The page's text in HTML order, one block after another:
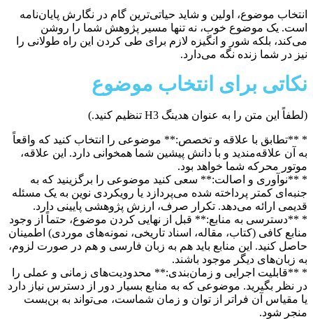
انتخاب موضوع، اولین و شاید حیاتی‌ترین گام در نگارش پایان‌نامه
است. یک موضوع خوب، نه تنها مسیر پژوهش شما را روشن
می‌کند، بلکه شور و انگیزه لازم برای طی کردن این راه طولانی را
نیز در شما زنده نگه می‌دارد.
نکاتی برای انتخاب موضوع
(لطفاً این متن را به عنوان هدینگ H3 تنظیم کنید.)
* **تطابق با علاقه و تخصص:** موضوعی را انتخاب کنید که واقعاً
به آن علاقه‌مندید و با دانش پیشین شما همخوانی دارد. این علاقه،
موتور محرکه شما خواهد بود.
* **نوآوری و اصالت:** سعی کنید موضوعی را برگزینید که به
جنبه‌ای کمتر پرداخته شده می‌پردازد یا رویکردی نوین به یک مسئله
قدیمی ارائه می‌دهد. تکرار صرف، ارزش پژوهشی پایینی دارد.
* **دسترسی به منابع:** قبل از نهایی کردن موضوع، حتماً از وجود
منابع کافی (کتاب، مقاله، اسناد تاریخی، نمونه‌های موردی) اطمینان
حاصل کنید. این منابع باید هم به زبان فارسی و هم در صورت لزوم،
به زبان‌های دیگر موجود باشند.
* **قابلیت اجرایی و زمان‌بندی:** محدودیت‌های زمانی و عملی را
در نظر بگیرید. موضوعی که به منابع بسیار دور از دسترس نیاز دارد
یا مقیاس آن فراتر از توان و زمان شماست، می‌تواند به بن‌بست
منجر شود.